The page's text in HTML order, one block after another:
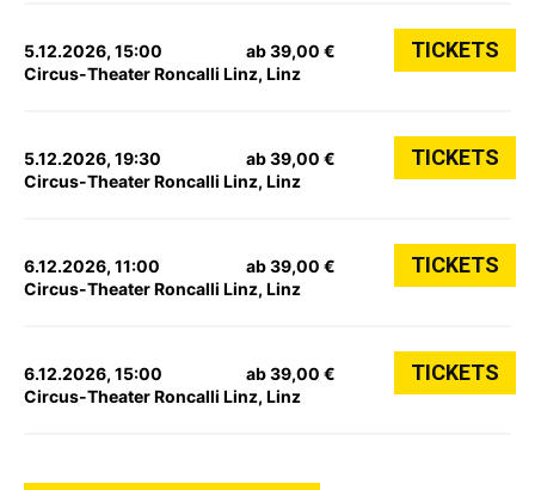
5.12.2026, 15:00
Circus-Theater Roncalli Linz, Linz
ab 39,00 € TICKETS
5.12.2026, 19:30
Circus-Theater Roncalli Linz, Linz
ab 39,00 € TICKETS
6.12.2026, 11:00
Circus-Theater Roncalli Linz, Linz
ab 39,00 € TICKETS
6.12.2026, 15:00
Circus-Theater Roncalli Linz, Linz
ab 39,00 € TICKETS